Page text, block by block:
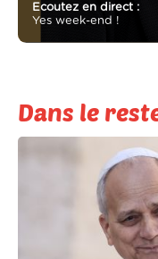
Ecoutez en direct :
Yes week-end !
Dans le